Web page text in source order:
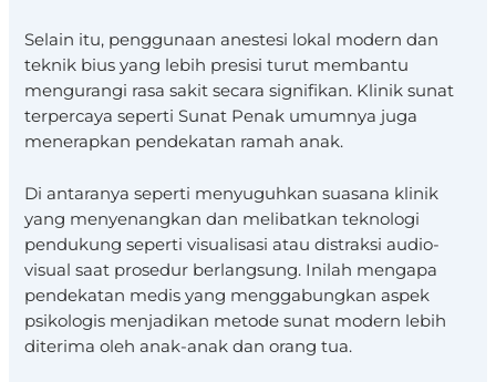
Selain itu, penggunaan anestesi lokal modern dan
teknik bius yang lebih presisi turut membantu
mengurangi rasa sakit secara signifikan. Klinik sunat
terpercaya seperti Sunat Penak umumnya juga
menerapkan pendekatan ramah anak.
Di antaranya seperti menyuguhkan suasana klinik
yang menyenangkan dan melibatkan teknologi
pendukung seperti visualisasi atau distraksi audio-
visual saat prosedur berlangsung. Inilah mengapa
pendekatan medis yang menggabungkan aspek
psikologis menjadikan metode sunat modern lebih
diterima oleh anak-anak dan orang tua.